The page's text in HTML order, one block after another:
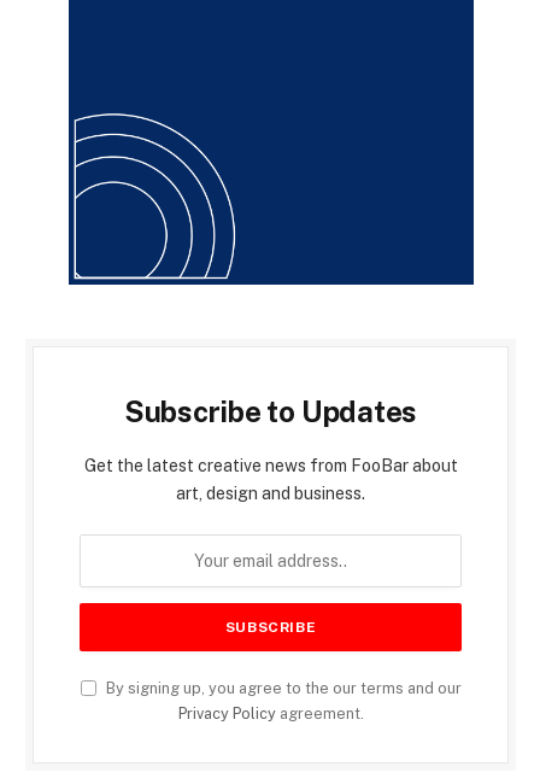
Subscribe to Updates
Get the latest creative news from FooBar about
art, design and business.
By signing up, you agree to the our terms and our
Privacy Policyagreement.